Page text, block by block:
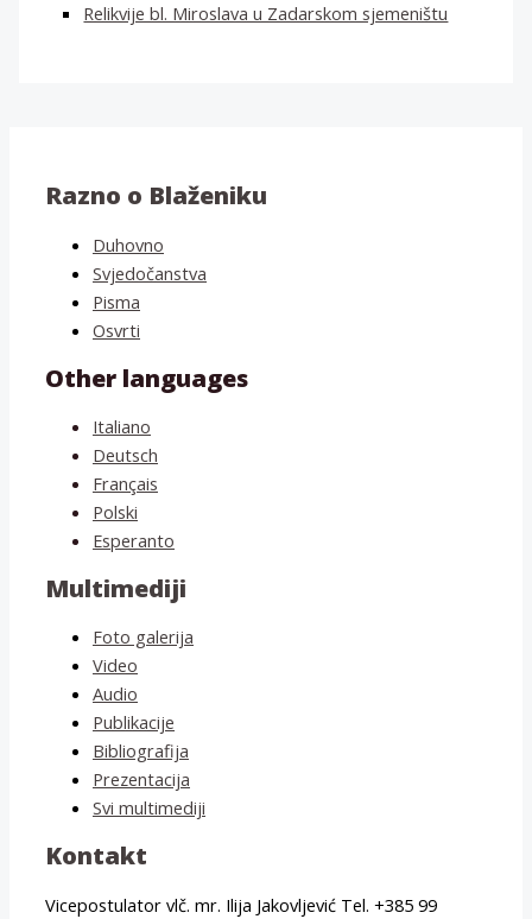
Relikvije bl. Miroslava u Zadarskom sjemeništu
Razno o Blaženiku
Duhovno
Svjedočanstva
Pisma
Osvrti
Other languages
Italiano
Deutsch
Français
Polski
Esperanto
Multimediji
Foto galerija
Video
Audio
Publikacije
Bibliografija
Prezentacija
Svi multimediji
Kontakt
Vicepostulator vlč. mr. Ilija Jakovljević Tel. +385 99